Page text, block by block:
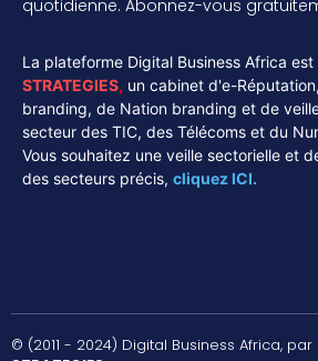
quotidienne. Abonnez-vous
La plateforme Digital Business Africa
STRATEGIES, un cabinet d'e-
branding, de Nation branding et de
secteur des TIC, des Télécoms et du
Vous souhaitez une veille sectorielle et
des secteurs précis, cliquez ICI.
© (2011 - 2024) Digital Business Africa, par